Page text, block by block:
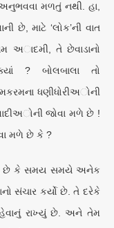
મળતું નથી. હા,
છે, માટે ‘લોક’ની વાત
તે છેવાડાનો
? બોલબાલા તો
ધણીધોરીઅોની
જોવા મળે છે !
મળે છે કે ?
છે કે સમય સમયે અનેક
સંચાર કર્યો છે. તે દરેકે
રાખ્યું છે. અને તેમ